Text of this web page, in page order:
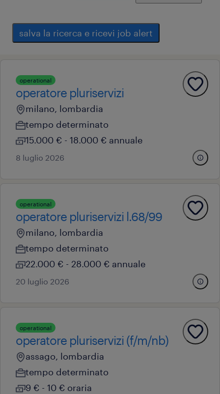
salva la ricerca e ricevi job alert
operational
operatore pluriservizi
milano, lombardia
tempo determinato
15.000 € - 18.000 € annuale
8 luglio 2026
operational
operatore pluriservizi l.68/99
milano, lombardia
tempo determinato
22.000 € - 28.000 € annuale
20 luglio 2026
operational
operatore pluriservizi (f/m/nb)
assago, lombardia
tempo determinato
9 € - 10 € oraria